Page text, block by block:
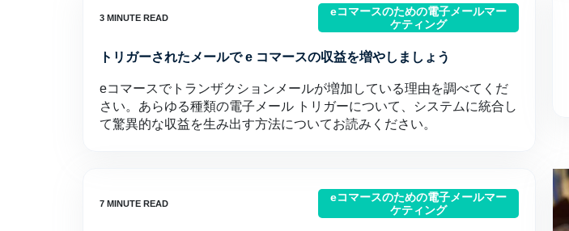
eコマースのための電子メールマー
ケティング
トリガーされたメールで e コマースの収益を増やしましょう
eコマースでトランザクションメールが増加している理由を調べてくだ
さい。あらゆる種類の電子メール トリガーについて、システムに統合し
て驚異的な収益を生み出す方法についてお読みください。
eコマースのための電子メールマー
ケティング